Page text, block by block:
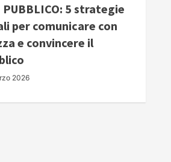
PUBBLICO: 5 strategie
per comunicare con
e convincere il
2026